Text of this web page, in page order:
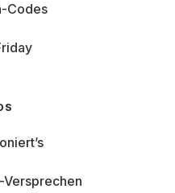
Codes